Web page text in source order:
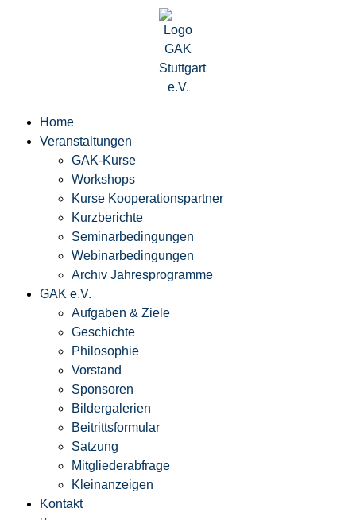
Home
Veranstaltungen
GAK-Kurse
Workshops
Kurse Kooperationspartner
Kurzberichte
Seminarbedingungen
Webinarbedingungen
Archiv Jahresprogramme
GAK e.V.
Aufgaben & Ziele
Geschichte
Philosophie
Vorstand
Sponsoren
Bildergalerien
Beitrittsformular
Satzung
Mitgliederabfrage
Kleinanzeigen
Kontakt